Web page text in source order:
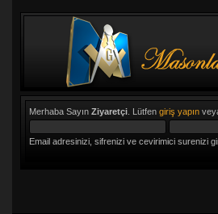
Merhaba Sayın Ziyaretçi. Lütfen giriş yapın
Email adresinizi, sifrenizi ve cevirimici surenizi